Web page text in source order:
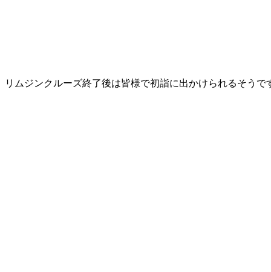
リムジンクルーズ終了後は皆様で初詣に出かけられるそうで